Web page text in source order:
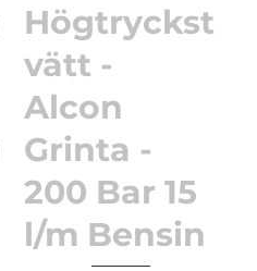
Högtryckst
vätt -
Alcon
Grinta -
200 Bar 15
l/m Bensin